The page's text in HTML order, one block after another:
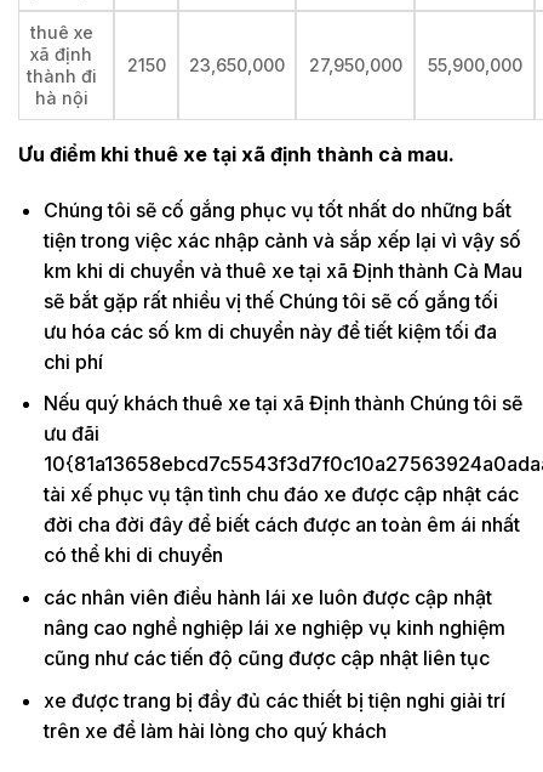
thuê xe
xã định
thành đi
hà nội
2150 23,650,000 27,950,000 55,900,000
Ưu điểm khi thuê xe tại xã định thành cà mau.
Chúng tôi sẽ cố gắng phục vụ tốt nhất do những bất
tiện trong việc xác nhập cảnh và sắp xếp lại vì vậy số
km khi di chuyển và thuê xe tại xã Định thành Cà Mau
sẽ bắt gặp rất nhiều vị thế Chúng tôi sẽ cố gắng tối
ưu hóa các số km di chuyển này để tiết kiệm tối đa
chi phí
Nếu quý khách thuê xe tại xã Định thành Chúng tôi sẽ
ưu đãi
tài xế phục vụ tận tình chu đáo xe được cập nhật các
đời cha đời đây để biết cách được an toàn êm ái nhất
có thể khi di chuyển
các nhân viên điều hành lái xe luôn được cập nhật
nâng cao nghề nghiệp lái xe nghiệp vụ kinh nghiệm
cũng như các tiến độ cũng được cập nhật liên tục
xe được trang bị đầy đủ các thiết bị tiện nghi giải trí
trên xe để làm hài lòng cho quý khách